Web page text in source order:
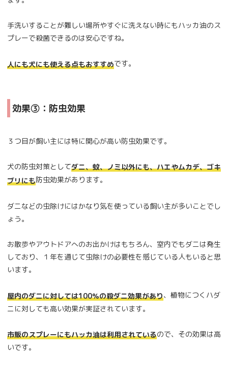
手洗いすることが難しい場所やすぐに洗えない時にもハッカ油のス
プレーで殺菌できるのは安心ですね。
人にも犬にも使える点もおすすめです。
効果③：防虫効果
３つ目が飼い主には特に関心が高い防虫効果です。
犬の防虫対策としてダニ、蚊、ノミ以外にも、ハエやムカデ、ゴキ
ブリにも防虫効果があります。
ダニなどの虫除けにはかなり気を使っている飼い主が多いことでし
ょう。
お散歩やアウトドアへのお出かけはもちろん、室内でもダニは発生
しており、１年を通じて虫除けの必要性を感じている人もいると思
います。
屋内のダニに対しては100％の殺ダニ効果があり、植物につくハダ
ニに対しても高い効果が実証されています。
市販のスプレーにもハッカ油は利用されているので、その効果は高
いです。